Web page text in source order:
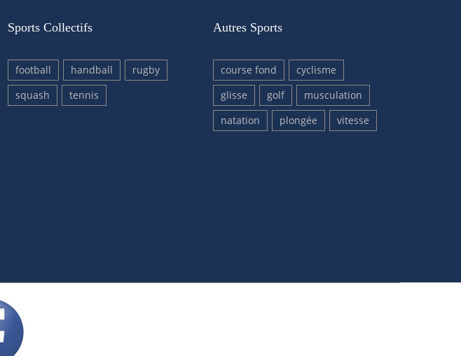
Sports Collectifs
football handball
rugby
squash
tennis
Autres Sports
course fond
cyclisme
glisse
golf
musculation
natation
plongée vitesse